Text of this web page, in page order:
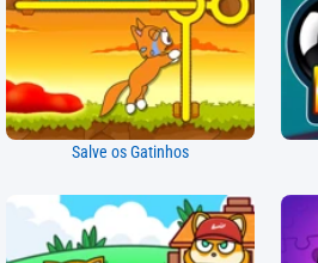
Salve os Gatinhos